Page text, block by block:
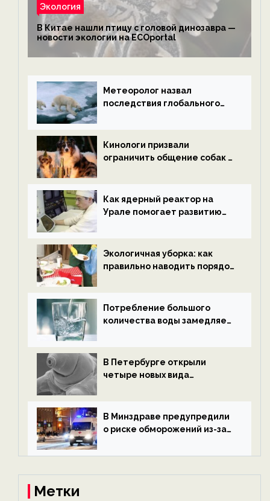
Экология
В Китае нашли птицу с головой динозавра —
новости экологии на ECOportal
Метеоролог назвал
последствия глобального
ECOportal
Кинологи призвали
ограничить общение собак с
ECOportal
Как ядерный реактор на
Урале помогает развитию
ECOportal
Экологичная уборка: как
правильно наводить порядок
Потребление большого
количества воды замедляет
В Петербурге открыли
четыре новых вида
экологии на ECOportal
В Минздраве предупредили
о риске обморожений из-за
на ECOportal
Метки